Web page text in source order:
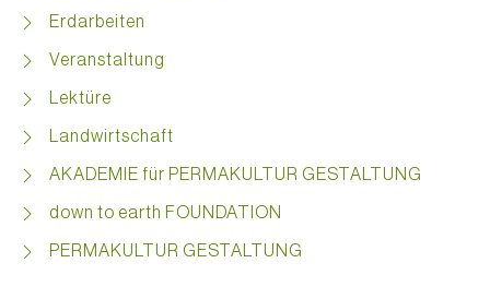
Erdarbeiten
Veranstaltung
Lektüre
Landwirtschaft
AKADEMIE für PERMAKULTUR GESTALTUNG
down to earth FOUNDATION
PERMAKULTUR GESTALTUNG